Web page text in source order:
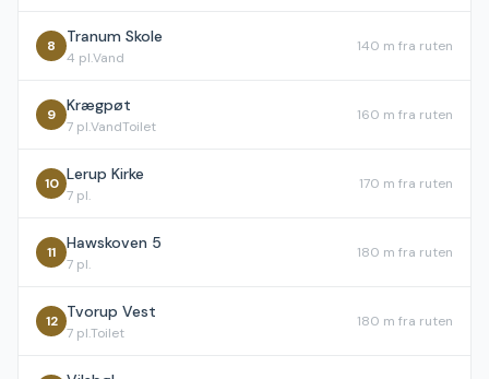
8 Tranum Skole
4 pl.Vand
140 m fra ruten
9 Krægpøt
7 pl.VandToilet
160 m fra ruten
10 Lerup Kirke
7 pl.
170 m fra ruten
11 Hawskoven 5
7 pl.
180 m fra ruten
12 Tvorup Vest
7 pl.Toilet
180 m fra ruten